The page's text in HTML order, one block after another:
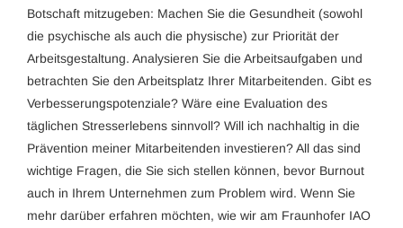
Botschaft mitzugeben: Machen Sie die Gesundheit (sowohl
die psychische als auch die physische) zur Priorität der
Arbeitsgestaltung. Analysieren Sie die Arbeitsaufgaben und
betrachten Sie den Arbeitsplatz Ihrer Mitarbeitenden. Gibt es
Verbesserungspotenziale? Wäre eine Evaluation des
täglichen Stresserlebens sinnvoll? Will ich nachhaltig in die
Prävention meiner Mitarbeitenden investieren? All das sind
wichtige Fragen, die Sie sich stellen können, bevor Burnout
auch in Ihrem Unternehmen zum Problem wird. Wenn Sie
mehr darüber erfahren möchten, wie wir am Fraunhofer IAO